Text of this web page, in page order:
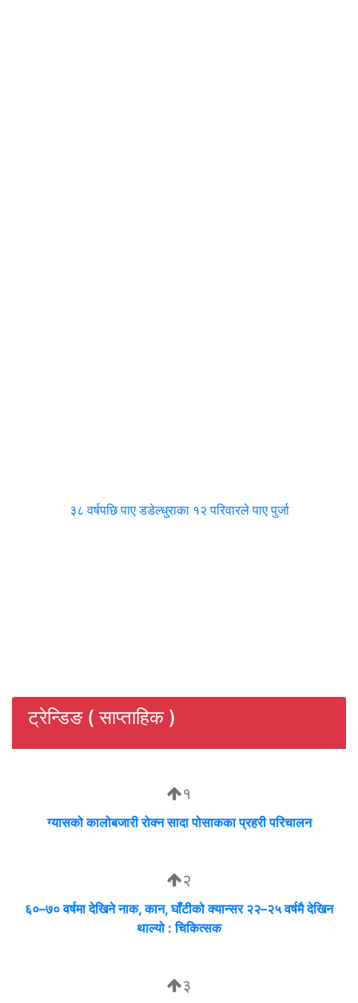
३८ वर्षपछि पाए डडेल्धुराका १२ परिवारले पाए पुर्जा
ट्रेन्डिङ ( साप्ताहिक )
१
ग्यासको कालोबजारी रोक्न सादा पोसाकका प्रहरी परिचालन
२
६०–७० वर्षमा देखिने नाक, कान, घाँटीको क्यान्सर २२–२५ वर्षमै देखिन
थाल्यो : चिकित्सक
३